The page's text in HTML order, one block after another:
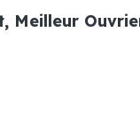
Meilleur